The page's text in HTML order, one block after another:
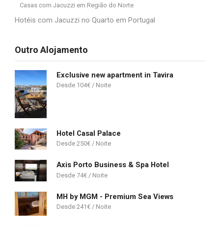
Casas com Jacuzzi em Região do Norte
Hotéis com Jacuzzi no Quarto em Portugal
Outro Alojamento
Exclusive new apartment in Tavira
104€
Hotel Casal Palace
250€
Axis Porto Business & Spa Hotel
74€
MH by MGM - Premium Sea Views
241€